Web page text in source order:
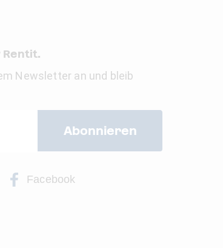
Rentit.
Newsletter an und bleib
Abonnieren
Facebook